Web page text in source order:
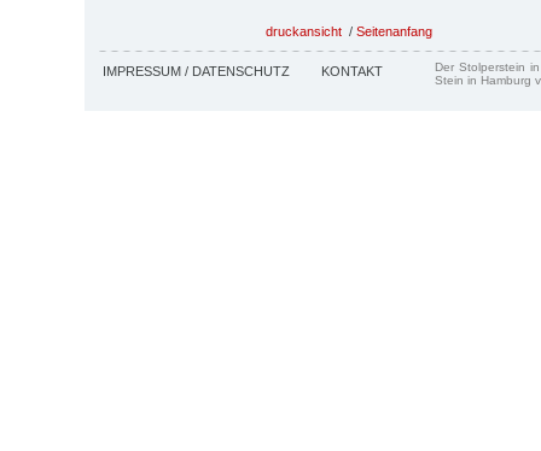
druckansicht / Seitenanfang
IMPRESSUM / DATENSCHUTZ KONTAKT
Der Stolperstein
Stein in Hamburg